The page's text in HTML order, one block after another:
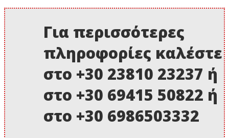
Για περισσότερες
πληροφορίες καλέστε
στο +30 23810 23237 ή
στο +30 69415 50822 ή
στο +30 6986503332